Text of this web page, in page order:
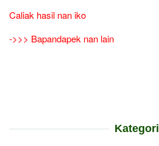
Caliak hasil nan iko
->>> Bapandapek nan lain
Kategori